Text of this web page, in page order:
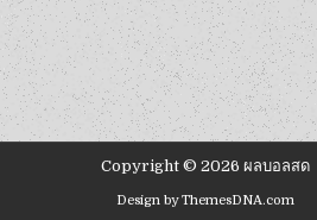
Copyright © 2026 ผลบอลสด
Design by ThemesDNA.com